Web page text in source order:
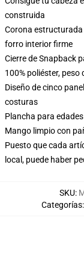
construida
Corona
forro interior firme
Cierre de Snapback
100% poliéster,
Diseño de cinco
costuras
Plancha para
Mango limpio con
Puesto que cada
local, puede haber
SKU:
Categorías: